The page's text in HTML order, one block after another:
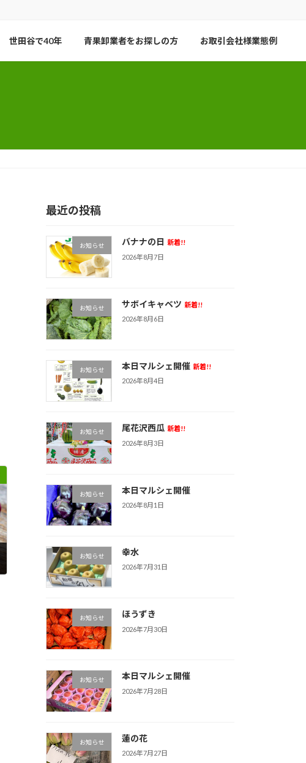
世田谷で40年 青果卸業者をお探しの方 お取引会社様業態例
最近の投稿
お知らせ バナナの日 新着!!
2026年8月7日
お知らせ サボイキャベツ 新着!!
2026年8月6日
お知らせ 本日マルシェ開催 新着!!
2026年8月4日
お知らせ 尾花沢西瓜 新着!!
2026年8月3日
お知らせ 本日マルシェ開催
2026年8月1日
お知らせ 幸水
2026年7月31日
お知らせ ほうずき
2026年7月30日
お知らせ 本日マルシェ開催
2026年7月28日
お知らせ 蓮の花
2026年7月27日